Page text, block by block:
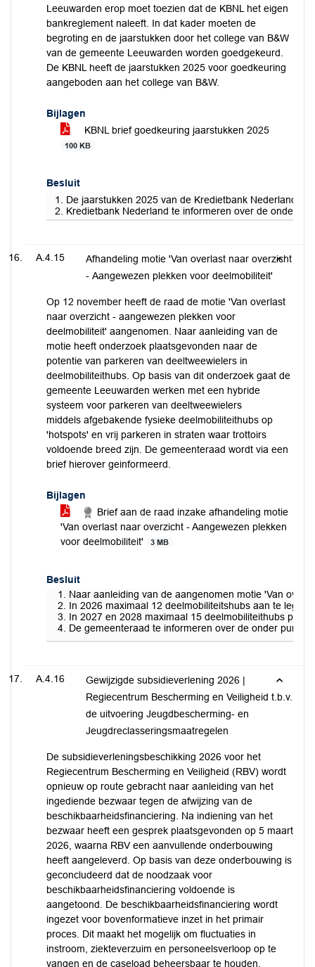
Leeuwarden erop moet toezien dat de KBNL het eigen
bankreglement naleeft. In dat kader moeten de
begroting en de jaarstukken door het college van B&W
van de gemeente Leeuwarden worden goedgekeurd.
De KBNL heeft de jaarstukken 2025 voor goedkeuring
aangeboden aan het college van B&W.
Bijlagen
KBNL brief goedkeuring jaarstukken 2025
100 KB
Besluit
1. De jaarstukken 2025 van de Kredietbank Nederland
2. Kredietbank Nederland te informeren over de onder
A.4.15
Afhandeling motie 'Van overlast naar overzicht
- Aangewezen plekken voor deelmobiliteit'
Op 12 november heeft de raad de motie 'Van overlast
naar overzicht - aangewezen plekken voor
deelmobiliteit' aangenomen. Naar aanleiding van de
motie heeft onderzoek plaatsgevonden naar de
potentie van parkeren van deeltweewielers in
deelmobiliteithubs. Op basis van dit onderzoek gaat de
gemeente Leeuwarden werken met een hybride
systeem voor parkeren van deeltweewielers
middels afgebakende fysieke deelmobiliteithubs op
'hotspots' en vrij parkeren in straten waar trottoirs
voldoende breed zijn. De gemeenteraad wordt via een
brief hierover geinformeerd.
Bijlagen
Brief aan de raad inzake afhandeling motie
'Van overlast naar overzicht - Aangewezen plekken
voor deelmobiliteit'
3 MB
Besluit
Naar aanleiding van de aangenomen motie 'Van
In 2026 maximaal 12 deelmobiliteitshubs aan te
In 2027 en 2028 maximaal 15 deelmobiliteithubs per
De gemeenteraad te informeren over de onder punt
A.4.16
Gewijzigde subsidieverlening 2026 |
Regiecentrum Bescherming en Veiligheid t.b.v.
de uitvoering Jeugdbescherming- en
Jeugdreclasseringsmaatregelen
De subsidieverleningsbeschikking 2026 voor het
Regiecentrum Bescherming en Veiligheid (RBV) wordt
opnieuw op route gebracht naar aanleiding van het
ingediende bezwaar tegen de afwijzing van de
beschikbaarheidsfinanciering. Na indiening van het
bezwaar heeft een gesprek plaatsgevonden op 5 maart
2026, waarna RBV een aanvullende onderbouwing
heeft aangeleverd. Op basis van deze onderbouwing is
geconcludeerd dat de noodzaak voor
beschikbaarheidsfinanciering voldoende is
aangetoond. De beschikbaarheidsfinanciering wordt
ingezet voor bovenformatieve inzet in het primair
proces. Dit maakt het mogelijk om fluctuaties in
instroom, ziekteverzuim en personeelsverloop op te
vangen en de caseload beheersbaar te houden.